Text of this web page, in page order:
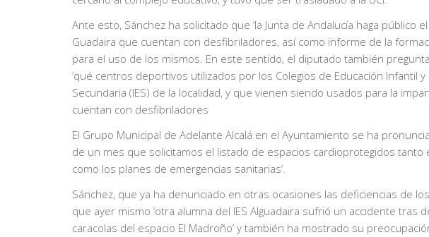
Ante esto, Sánchez ha solicitado que ‘la Junta de Andalucía haga público
Guadaira que cuentan con desfibriladores, así como informe de la
para el uso de los mismos. En este sentido, el diputado también
‘qué centros deportivos utilizados por los Colegios de Educación Infantil
Secundaria (IES) de la localidad, y que vienen siendo usados para la
cuentan con desfibriladores
El Grupo Municipal de Adelante Alcalá en el Ayuntamiento se ha
de un mes que solicitamos el listado de espacios cardioprotegidos
como los planes de emergencias sanitarias’.
Sánchez, que ya ha denunciado en otras ocasiones las deficiencias de
que ayer mismo ‘otra alumna del IES Alguadaira sufrió un accidente
caracolas del espacio El Madroño’ y también ha mostrado su